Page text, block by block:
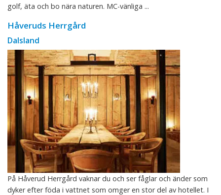
golf, äta och bo nära naturen. MC-vänliga ...
Håveruds Herrgård
Dalsland
På Håverud Herrgård vaknar du och ser fåglar och änder som
dyker efter föda i vattnet som omger en stor del av hotellet. I